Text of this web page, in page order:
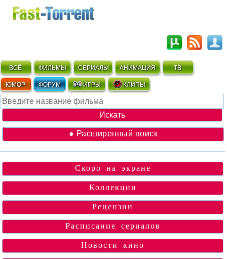
ВСЁ ФИЛЬМЫ СЕРИАЛЫ АНИМАЦИЯ ТВ
ЮМОР ФОРУМ ИГРЫ КЛИПЫ
● Расширенный поиск
Скоро на экране
Коллекции
Рецензии
Расписание сериалов
Новости кино